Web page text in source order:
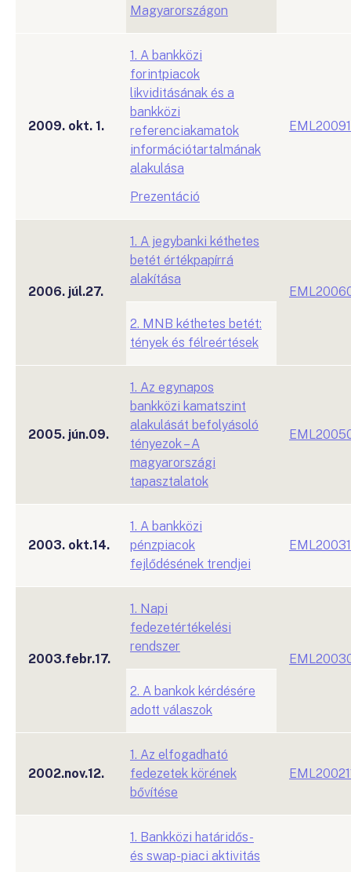
Magyarországon
2009. okt. 1.
1. A bankközi
forintpiacok
likviditásának és a
bankközi
referenciakamatok
információtartalmának
alakulása
Prezentáció
2006. júl.27.
1. A jegybanki kéthetes
betét értékpapírrá
alakítása
2. MNB kéthetes betét:
tények és félreértések
2005. jún.09.
1. Az egynapos
bankközi kamatszint
alakulását befolyásoló
tényezok – A
magyarországi
tapasztalatok
2003. okt.14.
1. A bankközi
pénzpiacok
fejlődésének trendjei
2003.febr.17.
1. Napi
fedezetértékelési
rendszer
2. A bankok kérdésére
adott válaszok
2002.nov.12.
1. Az elfogadható
fedezetek körének
bővítése
1. Bankközi határidős-
és swap-piaci aktivitás